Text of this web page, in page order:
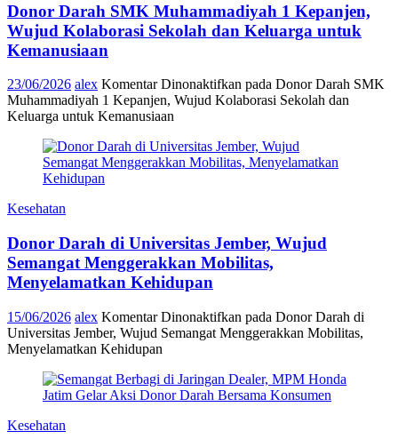
Donor Darah SMK Muhammadiyah 1 Kepanjen,
Wujud Kolaborasi Sekolah dan Keluarga untuk
Kemanusiaan
23/06/2026 alex Komentar Dinonaktifkan pada Donor Darah SMK
Muhammadiyah 1 Kepanjen, Wujud Kolaborasi Sekolah dan
Keluarga untuk Kemanusiaan
Kesehatan
Donor Darah di Universitas Jember, Wujud
Semangat Menggerakkan Mobilitas,
Menyelamatkan Kehidupan
15/06/2026 alex Komentar Dinonaktifkan pada Donor Darah di
Universitas Jember, Wujud Semangat Menggerakkan Mobilitas,
Menyelamatkan Kehidupan
Kesehatan